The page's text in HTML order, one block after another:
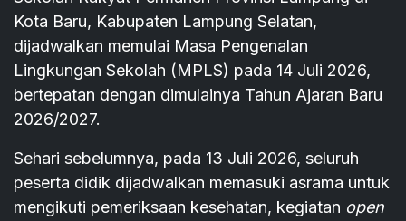
Kota Baru, Kabupaten Lampung Selatan,
dijadwalkan memulai Masa Pengenalan
Lingkungan Sekolah (MPLS) pada 14 Juli 2026,
bertepatan dengan dimulainya Tahun Ajaran Baru
2026/2027.
Sehari sebelumnya, pada 13 Juli 2026, seluruh
peserta didik dijadwalkan memasuki asrama untuk
mengikuti pemeriksaan kesehatan, kegiatan open